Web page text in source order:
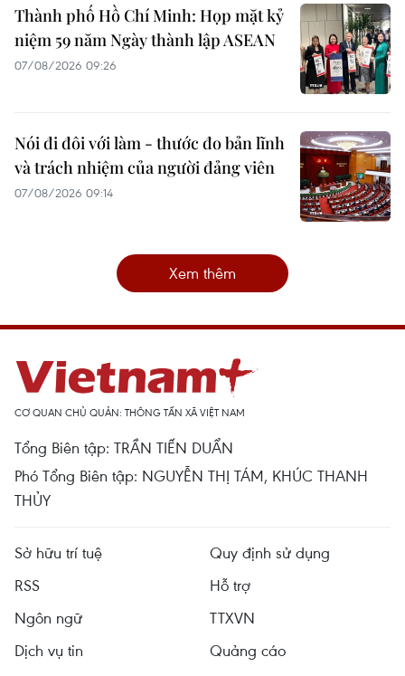
Thành phố Hồ Chí Minh: Họp mặt kỷ
niệm 59 năm Ngày thành lập ASEAN
07/08/2026 09:26
Nói đi đôi với làm - thước đo bản lĩnh
và trách nhiệm của người đảng viên
07/08/2026 09:14
Xem thêm
CƠ QUAN CHỦ QUẢN: THÔNG TẤN XÃ VIỆT NAM
Tổng Biên tập: TRẦN TIẾN DUẨN
Phó Tổng Biên tập: NGUYỄN THỊ TÁM, KHÚC THANH
THỦY
Sở hữu trí tuệ
Quy định sử dụng
RSS
Hỗ trợ
Ngôn ngữ
TTXVN
Dịch vụ tin
Quảng cáo